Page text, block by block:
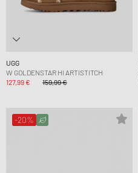
UGG
W GOLDENSTAR HI ARTISTITCH
127,99 €
159,99 €
-20%